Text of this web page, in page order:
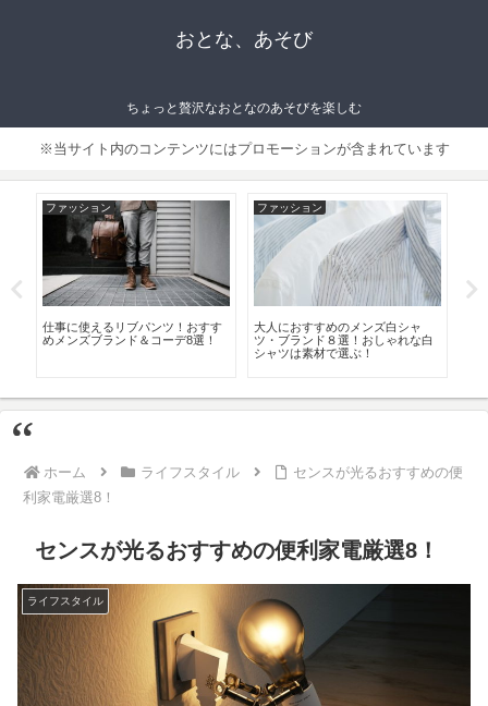
おとな、あそび
ちょっと贅沢なおとなのあそびを楽しむ
※当サイト内のコンテンツにはプロモーションが含まれています
ファッション
仕事に使えるリブパンツ！おすす
めメンズブランド＆コーデ8選！
ファッション
大人におすすめのメンズ白シャ
ツ・ブランド８選！おしゃれな白
シャツは素材で選ぶ！
ホーム ライフスタイル
センスが光るおすすめの便
利家電厳選8！
センスが光るおすすめの便利家電厳選8！
ライフスタイル